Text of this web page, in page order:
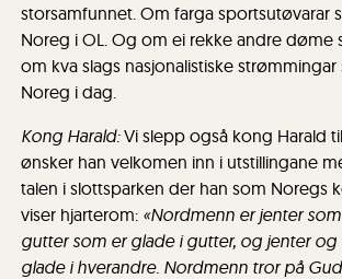
storsamfunnet. Om farga sportsutøvarar
Noreg i OL. Og om ei rekke andre døme
om kva slags nasjonalistiske strømmingar
Noreg i dag.
Kong Harald:Vi slepp også kong Harald
ønsker han velkomen inn i utstillingane
talen i slottsparken der han som Noregs
viser hjarterom: «Nordmenn er jenter
gutter som er glade i gutter, og jenter
glade i hverandre. Nordmenn tror på